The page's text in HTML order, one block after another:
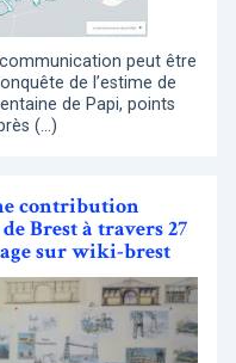
peut être
de l’estime de
de Papi, points
(…)
contribution
Brest à travers 27
sur wiki-brest